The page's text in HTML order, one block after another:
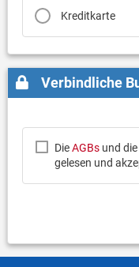
Kreditkarte
Verbindliche
DieAGBsund die
gelesen und